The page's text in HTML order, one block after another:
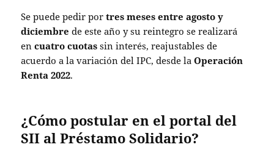
Se puede pedir portres meses entre agosto y
diciembre de este año y su reintegro se realizará
encuatro cuotas sin interés, reajustables de
acuerdo a la variación del IPC, desde laOperación
Renta 2022.
¿Cómo postular en el portal del
SII al Préstamo Solidario?